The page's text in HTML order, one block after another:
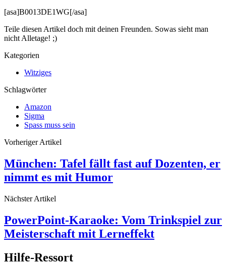
[asa]B0013DE1WG[/asa]
Teile diesen Artikel doch mit deinen Freunden. Sowas sieht man
nicht Alletage! ;)
Kategorien
Witziges
Schlagwörter
Amazon
Sigma
Spass muss sein
Vorheriger Artikel
München: Tafel fällt fast auf Dozenten, er
nimmt es mit Humor
Nächster Artikel
PowerPoint-Karaoke: Vom Trinkspiel zur
Meisterschaft mit Lerneffekt
Hilfe-Ressort